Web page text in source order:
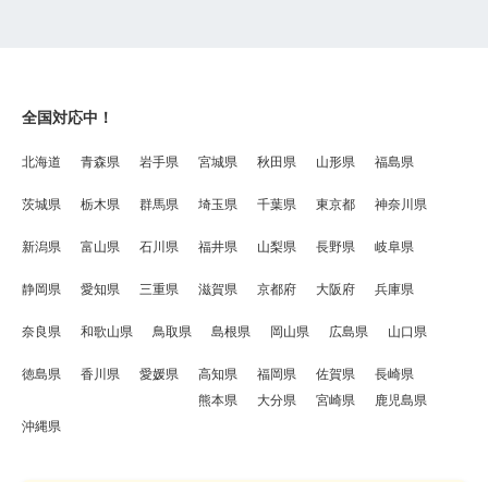
全国対応中！
北海道 青森県 岩手県 宮城県 秋田県 山形県 福島県
茨城県 栃木県 群馬県 埼玉県 千葉県 東京都 神奈川県
新潟県 富山県 石川県 福井県 山梨県 長野県 岐阜県
静岡県 愛知県 三重県 滋賀県 京都府 大阪府 兵庫県
奈良県 和歌山県 鳥取県 島根県 岡山県 広島県 山口県
徳島県 香川県 愛媛県 高知県 福岡県 佐賀県
長崎県
熊本県
大分県 宮崎県
鹿児島県
沖縄県